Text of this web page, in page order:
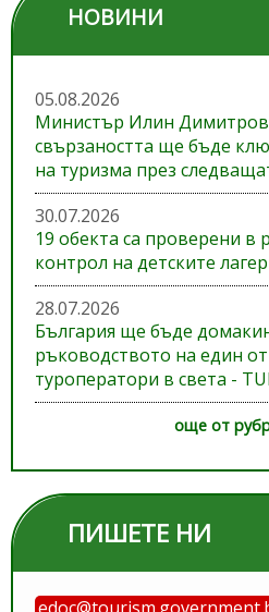
НОВИНИ
05.08.2026
Министър Илин
свързаността ще бъде
на туризма през
30.07.2026
19 обекта са проверени в
контрол на детските
28.07.2026
България ще бъде
ръководството на един
туроператори в света -
още от
ПИШЕТЕ НИ